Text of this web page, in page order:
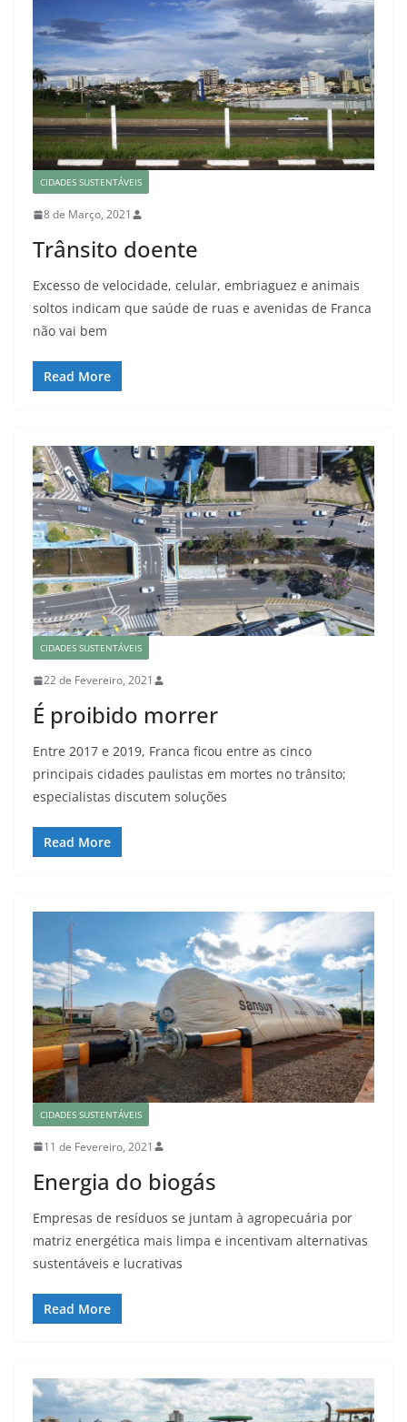
CIDADES SUSTENTÁVEIS
8 de Março, 2021
Trânsito doente
Excesso de velocidade, celular, embriaguez e animais
soltos indicam que saúde de ruas e avenidas de Franca
não vai bem
Read More
CIDADES SUSTENTÁVEIS
22 de Fevereiro, 2021
É proibido morrer
Entre 2017 e 2019, Franca ficou entre as cinco
principais cidades paulistas em mortes no trânsito;
especialistas discutem soluções
Read More
CIDADES SUSTENTÁVEIS
11 de Fevereiro, 2021
Energia do biogás
Empresas de resíduos se juntam à agropecuária por
matriz energética mais limpa e incentivam alternativas
sustentáveis e lucrativas
Read More